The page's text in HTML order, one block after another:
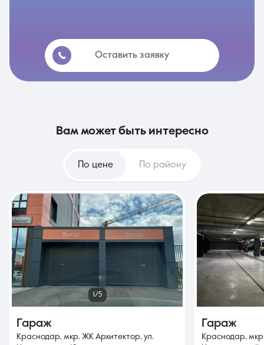
Оставить заявку
вам может быть интересно
По цене По району
1/5
Гараж
Краснодар, мкр. ЖК Архитектор, ул.
Гараж
Краснодар,